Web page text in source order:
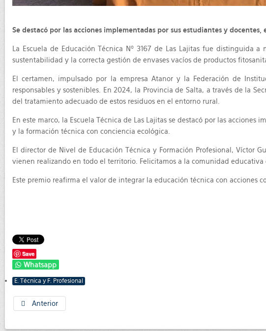
Se destacó por las acciones implementadas por sus estudiantes y
La Escuela de Educación Técnica Nº 3167 de Las Lajitas fue distinguida
sustentabilidad y la correcta gestión de envases vacíos de productos
El certamen, impulsado por la empresa Atanor y la Federación de
responsables y sostenibles. En 2024, la Provincia de Salta, a través de la
del tratamiento adecuado de estos residuos en el entorno rural.
En este marco, la Escuela Técnica de Las Lajitas se destacó por las
y la formación técnica con conciencia ecológica.
El director de Nivel de Educación Técnica y Formación Profesional, Víctor
vienen realizando en todo el territorio. Felicitamos a la comunidad
Este premio reafirma el valor de integrar la educación técnica con acciones
Save
Whatsapp
E. Técnica y F. Profesional
Anterior